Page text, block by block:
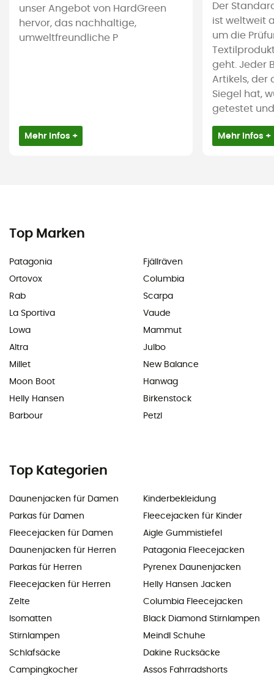
unser Angebot von HardGreen
hervor, das nachhaltige,
umweltfreundliche P
Mehr Infos +
Der
ist weltweit
um die
geht. Jeder
Artikels, der
Siegel hat,
getestet
Mehr Infos +
Top Marken
Patagonia
Ortovox
Rab
La Sportiva
Lowa
Altra
Millet
Moon Boot
Helly Hansen
Barbour
Fjällräven
Columbia
Scarpa
Vaude
Mammut
Julbo
New Balance
Hanwag
Birkenstock
Petzl
Top Kategorien
Daunenjacken für Damen
Parkas für Damen
Fleecejacken für Damen
Daunenjacken für Herren
Parkas für Herren
Fleecejacken für Herren
Zelte
Isomatten
Stirnlampen
Schlafsäcke
Campingkocher
Kinderbekleidung
Fleecejacken für Kinder
Aigle Gummistiefel
Patagonia Fleecejacken
Pyrenex Daunenjacken
Helly Hansen Jacken
Columbia Fleecejacken
Black Diamond Stirnlampen
Meindl Schuhe
Dakine Rucksäcke
Assos Fahrradshorts